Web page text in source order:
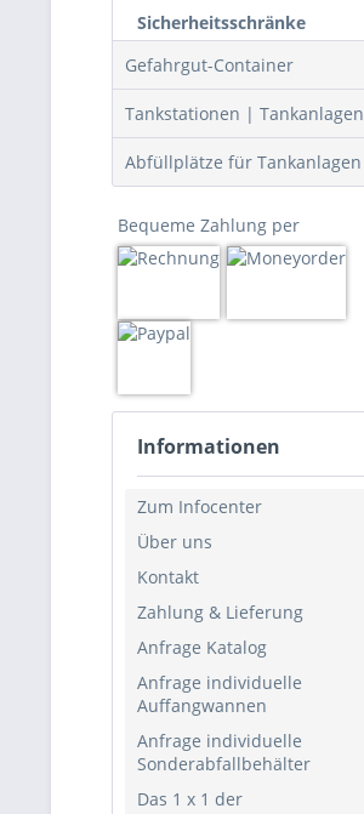
Sicherheitsschränke
Gefahrgut-Container
Tankstationen | Tankanlagen
Abfüllplätze für Tankanlagen
Bequeme Zahlung per
Informationen
Zum Infocenter
Über uns
Kontakt
Zahlung & Lieferung
Anfrage Katalog
Anfrage individuelle
Auffangwannen
Anfrage individuelle
Sonderabfallbehälter
Das 1 x 1 der